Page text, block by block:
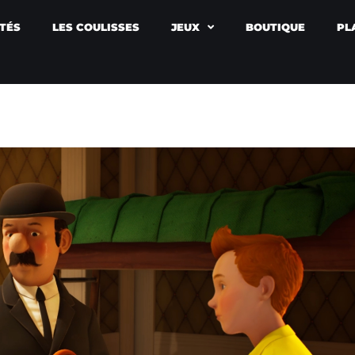
LES COULISSES JEUX BOUTIQUE